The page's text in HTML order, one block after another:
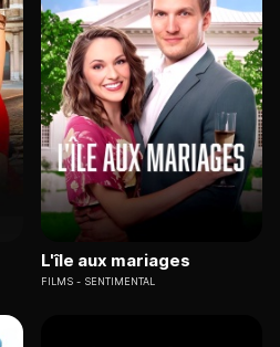
L'île aux mariages
FILMS SENTIMENTAL